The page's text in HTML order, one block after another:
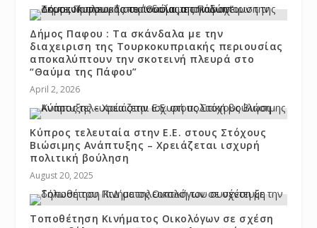
Δήμος Παφου : Τα σκάνδαλα με την
διαχειριση της Τουρκοκυπριακής περιουσίας
αποκαλύπτουν την σκοτεινή πλευρά στο
“Θαύμα της Πάφου”
April 2, 2026
Κύπρος τελευταία στην Ε.Ε. στους Στόχους
Βιώσιμης Ανάπτυξης – Χρειάζεται ισχυρή
πολιτική βούληση
August 20, 2025
Τοποθέτηση Κινήματος Οικολόγων σε σχέση